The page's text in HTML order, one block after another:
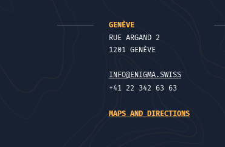
GENÈVE
RUE ARGAND 2
1201 GENÈVE
INFO@ENIGMA.SWISS
+41 22 342 63 63
MAPS AND DIRECTIONS